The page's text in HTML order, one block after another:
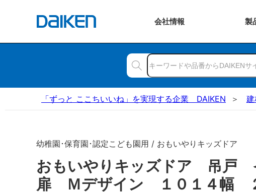
会社情報 製
「ずっと ここちいいね」を実現する企業 DAIKEN
幼稚園･保育園･認定こども園用 / おもいやりキッズドア
おもいやりキッズドア 吊戸
扉 Ｍデザイン １０１４幅